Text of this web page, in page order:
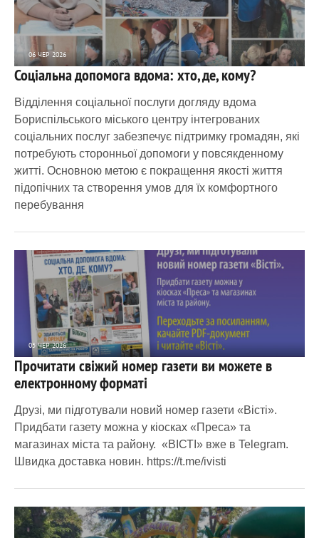
06 ЧЕР 2026
2 466 0
Соціальна допомога вдома: хто, де, кому?
Відділення соціальної послуги догляду вдома
Бориспільського міського центру інтегрованих
соціальних послуг забезпечує підтримку громадян, які
потребують сторонньої допомоги у повсякденному
житті. Основною метою є покращення якості життя
підопічних та створення умов для їх комфортного
перебування
05 ЧЕР 2026
1 905 0
Прочитати свіжий номер газети ви можете в
електронному форматі
Друзі, ми підготували новий номер газети «Вісті».
Придбати газету можна у кіосках «Преса» та
магазинах міста та району. «ВІСТІ» вже в Telegram.
Швидка доставка новин. https://t.me/ivisti